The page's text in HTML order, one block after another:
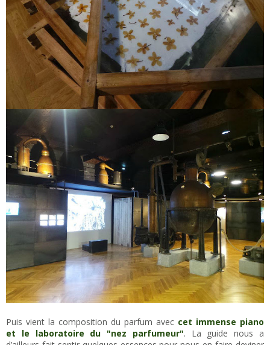
Puis vient la composition du parfum avec cet immense piano
et le laboratoire du "nez parfumeur". La guide nous a